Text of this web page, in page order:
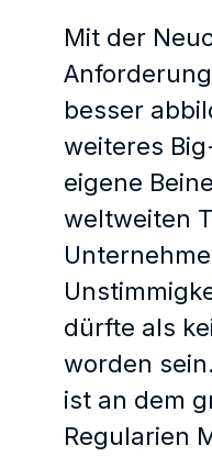
Mit der
besser
weiteres
eigene
weltweiten
dürfte als
worden
ist an dem
Regularien